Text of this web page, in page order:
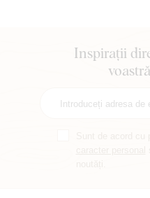
Inspirații